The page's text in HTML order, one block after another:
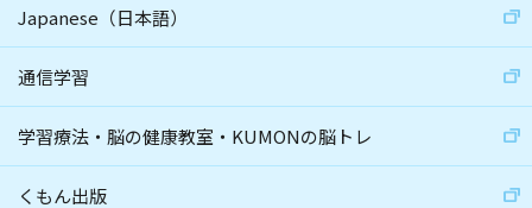
Japanese（日本語）
通信学習
学習療法・脳の健康教室・KUMONの脳トレ
くもん出版